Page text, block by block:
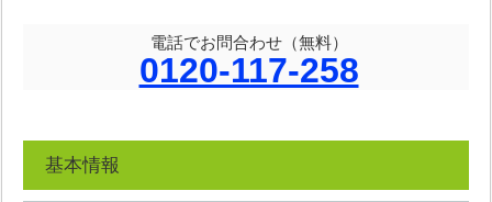
電話でお問合わせ（無料）
0120-117-258
基本情報